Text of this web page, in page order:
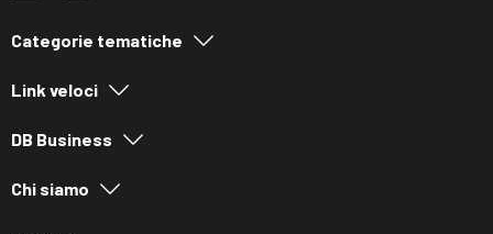
Categorie tematiche
Link veloci
DB Business
Chi siamo